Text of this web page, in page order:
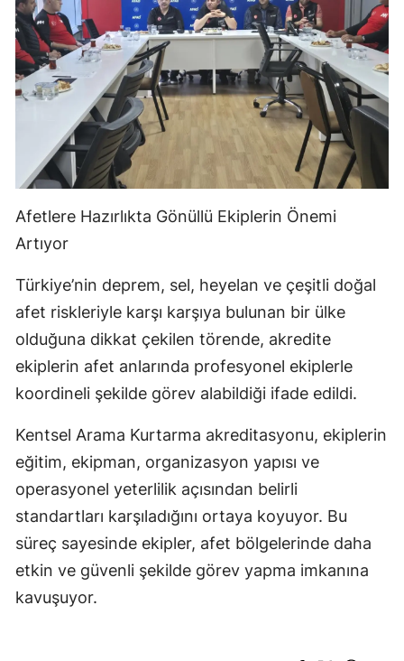
Afetlere Hazırlıkta Gönüllü Ekiplerin Önemi
Artıyor
Türkiye’nin deprem, sel, heyelan ve çeşitli doğal
afet riskleriyle karşı karşıya bulunan bir ülke
olduğuna dikkat çekilen törende, akredite
ekiplerin afet anlarında profesyonel ekiplerle
koordineli şekilde görev alabildiği ifade edildi.
Kentsel Arama Kurtarma akreditasyonu, ekiplerin
eğitim, ekipman, organizasyon yapısı ve
operasyonel yeterlilik açısından belirli
standartları karşıladığını ortaya koyuyor. Bu
süreç sayesinde ekipler, afet bölgelerinde daha
etkin ve güvenli şekilde görev yapma imkanına
kavuşuyor.